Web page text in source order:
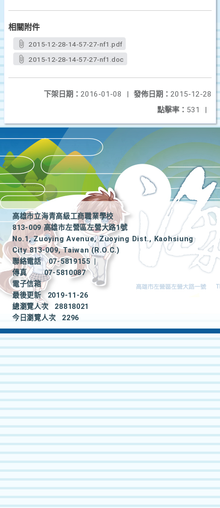
相關附件
2015-12-28-14-57-27-nf1.pdf
2015-12-28-14-57-27-nf1.doc
發佈日期： 2015-12-28
下架日期： 2016-01-08
|
點擊率： 531 |
高雄市立海青高級工商職業學校
813-009 高雄市左營區左營大路1號
No.1, Zuoying Avenue, Zuoying Dist., Kaohsiung
City 813-009, Taiwan (R.O.C.)
聯絡電話
07-5819155
|
傳真
07-5810087
電子信箱
最後更新
2019-11-26
總瀏覽人次
28818021
今日瀏覽人次
2296